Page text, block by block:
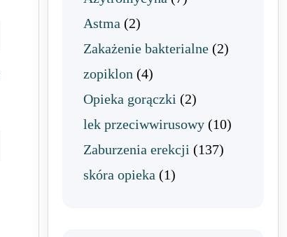
Astma (2)
Zakażenie bakterialne (2)
zopiklon (4)
Opieka gorączki (2)
lek przeciwwirusowy (10)
Zaburzenia erekcji (137)
skóra opieka (1)